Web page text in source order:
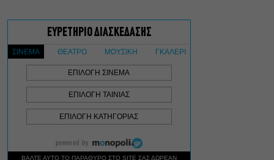
συγκλονιστικό timelapse
Ο Γιάννης Χαρούλης θα
δώσει μια τελευταία
καλοκαιρινή συναυλία στο
Θέατρο Γης
πολίτες β’ κατηγορίας,
σεζόν στο Θέατρο Τζένη
Καρέζη